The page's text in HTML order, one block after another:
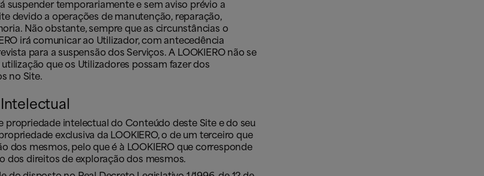
suspender temporariamente e sem aviso prévio a
devido a operações de manutenção, reparação,
Não obstante, sempre que as circunstâncias o
irá comunicar ao Utilizador, com antecedência
para a suspensão dos Serviços. A LOOKIERO não se
que os Utilizadores possam fazer dos
no Site.
propriedade intelectual do Conteúdo deste Site e do seu
exclusiva da LOOKIERO, o de um terceiro que
dos mesmos, pelo que é à LOOKIERO que corresponde
dos direitos de exploração dos mesmos.